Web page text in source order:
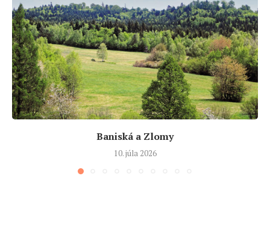
Baniská a Zlomy
10. júla 2026